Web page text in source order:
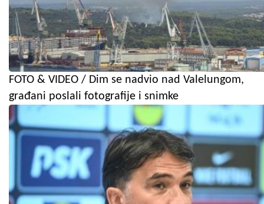
FOTO & VIDEO / Dim se nadvio nad Valelungom,
građani poslali fotografije i snimke